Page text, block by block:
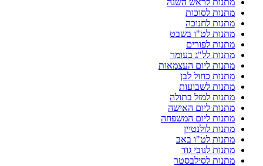
מתנות לראש השנה
מתנות לסוכות
מתנות לחנוכה
מתנות לט"ו בשבט
מתנות לפורים
מתנות לל"ג בעומר
מתנות ליום העצמאות
מתנות כחול לבן
מתנות לשבועות
מתנות למזל בתולה
מתנות ליום האישה
מתנות ליום המשפחה
מתנות לולנטיין
מתנות לט"ו באב
מתנות לנובי גוד
מתנות לסילבסטר